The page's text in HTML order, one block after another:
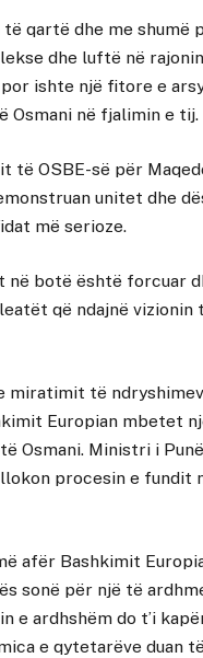
të qartë dhe me
dhe luftë në
ishte një fitore e
Osmani në fjalimin e tij.
të OSBE-së për
unitet dhe
më serioze.
në botë është forcuar
që ndajnë
miratimit të
Europian mbetet
Osmani. Ministri i
procesin e fundit
afër Bashkimit
sonë për një të
e ardhshëm do t’i
e qytetarëve duan